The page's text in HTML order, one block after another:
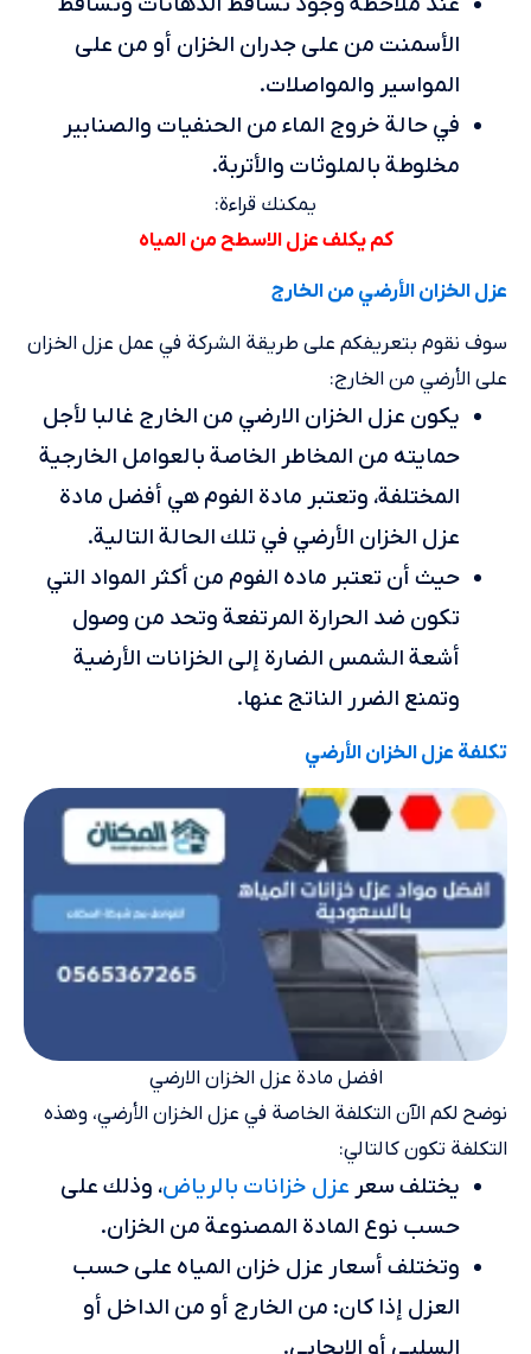
الأسمنت من على جدران الخزان أو من على
المواسير والمواصلات.
في حالة خروج الماء من الحنفيات والصنابير
مخلوطة بالملوثات والأتربة.
يمكنك قراءة:
كم يكلف عزل الاسطح من المياه
عزل الخزان الأرضي من الخارج
سوف نقوم بتعريفكم على طريقة الشركة في عمل عزل الخزان
على الأرضي من الخارج:
يكون عزل الخزان الارضي من الخارج غالبا لأجل
حمايته من المخاطر الخاصة بالعوامل الخارجية
المختلفة، وتعتبر مادة الفوم هي أفضل مادة
عزل الخزان الأرضي في تلك الحالة التالية.
حيث أن تعتبر ماده الفوم من أكثر المواد التي
تكون ضد الحرارة المرتفعة وتحد من وصول
أشعة الشمس الضارة إلى الخزانات الأرضية
وتمنع الضرر الناتج عنها.
تكلفة عزل الخزان الأرضي
افضل مادة عزل الخزان الارضي
نوضح لكم الآن التكلفة الخاصة في عزل الخزان الأرضي، وهذه
التكلفة تكون كالتالي:
يختلف سعر عزل خزانات بالرياض، وذلك على
حسب نوع المادة المصنوعة من الخزان.
وتختلف أسعار عزل خزان المياه على حسب
العزل إذا كان: من الخارج أو من الداخل أو